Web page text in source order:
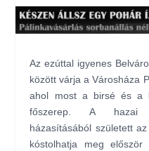
Az ezúttal igyenes
között várja a Városháza
ahol most a birsé és a
főszerep. A hazai
házasításából született
kóstolhatja meg